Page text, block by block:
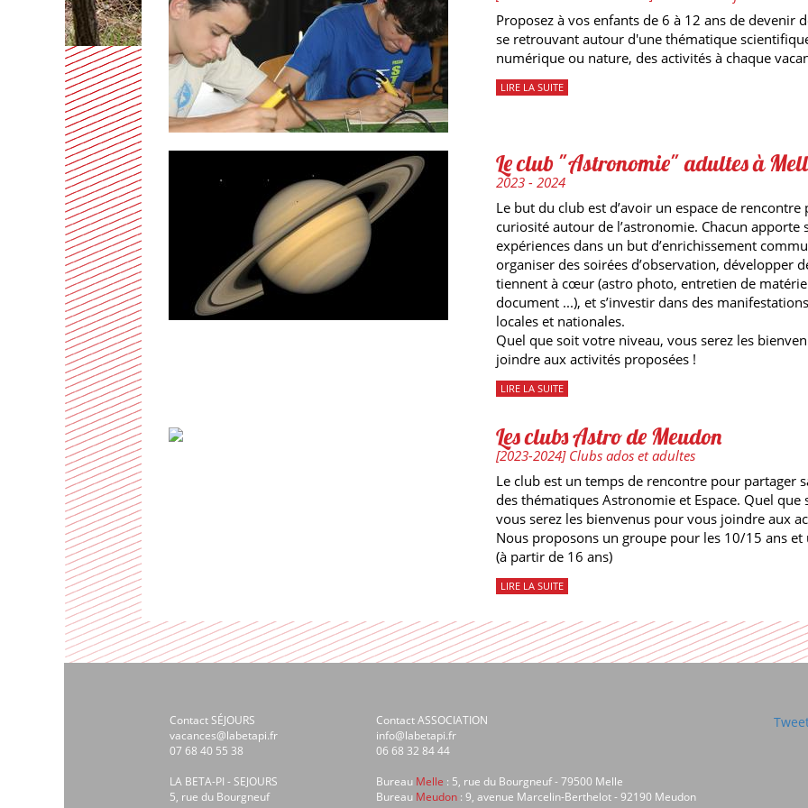
Proposez à vos enfants de 6 à 12 ans de devenir
se retrouvant autour d'une thématique
numérique ou nature, des activités à chaque
LIRE LA SUITE
Le club "Astronomie" adultes à
2023 - 2024
Le but du club est d’avoir un espace de
curiosité autour de l’astronomie. Chacun apporte
expériences dans un but d’enrichissement
organiser des soirées d’observation, développer
tiennent à cœur (astro photo, entretien de
document ...), et s’investir dans des
locales et nationales.
Quel que soit votre niveau, vous serez les
joindre aux activités proposées !
LIRE LA SUITE
Les clubs Astro de Meudon
[2023-2024] Clubs ados et adultes
Le club est un temps de rencontre pour partager
des thématiques Astronomie et Espace. Quel que
vous serez les bienvenus pour vous joindre aux
Nous proposons un groupe pour les 10/15 ans et
(à partir de 16 ans)
LIRE LA SUITE
Contact SÉJOURS
vacances@labetapi.fr
07 68 40 55 38
LA BETA-PI - SEJOURS
5, rue du Bourgneuf
Contact ASSOCIATION
info@labetapi.fr
06 68 32 84 44
Bureau Melle : 5, rue du Bourgneuf - 79500 Melle
Bureau Meudon: 9, avenue Marcelin-Berthelot - 92190 Meudon